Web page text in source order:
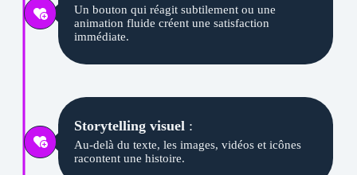
Un bouton qui réagit subtilement ou une
animation fluide créent une satisfaction
immédiate.
Storytelling visuel :
Au-delà du texte, les images, vidéos et icônes
racontent une histoire.